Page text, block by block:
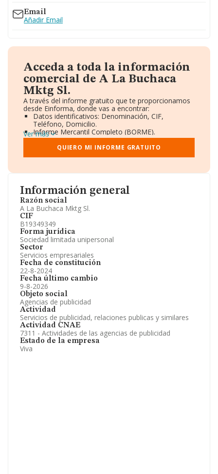
Información general
Razón social
A La Buchaca Mktg Sl.
CIF
B19349349
Forma jurídica
Sociedad limitada unipersonal
Sector
Servicios empresariales
Fecha de constitución
22-8-2024
Fecha último cambio
9-8-2026
Objeto social
Agencias de publicidad
Actividad
Servicios de publicidad, relaciones publicas y similares
Actividad CNAE
7311 - Actividades de las agencias de publicidad
Estado de la empresa
Viva
Email
Añadir Email
Acceda a toda la información
comercial de A La Buchaca
Mktg Sl.
A través del informe gratuito que te proporcionamos
desde Einforma, donde vas a encontrar:
Datos identificativos: Denominación, CIF,
Teléfono, Domicilio.
Informe Mercantil Completo (BORME).
Gráficos de Evolución Ventas y Empleados.
Consejo de Administración y Administradores.
Directivos y Ejecutivos.
Información oficial y registral complementaria.
Ver más
QUIERO MI INFORME GRATUITO